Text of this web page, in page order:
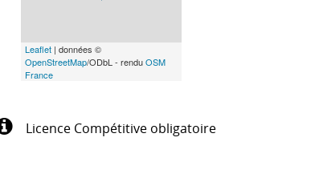
Leaflet| données ©
OpenStreetMap/ODbL - renduOSM
France
Licence Compétitive obligatoire